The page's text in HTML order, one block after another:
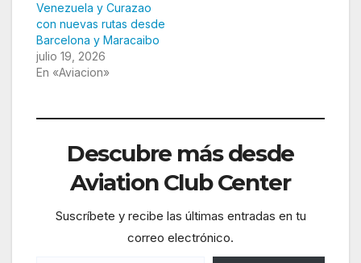
Venezuela y Curazao
con nuevas rutas desde
Barcelona y Maracaibo
julio 19, 2026
En «Aviacion»
Descubre más desde
Aviation Club Center
Suscríbete y recibe las últimas entradas en tu
correo electrónico.